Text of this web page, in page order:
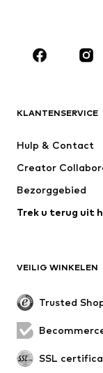
MERKEN
NAME IT
WE Fashion
KLANTENSERVICE
Hulp & Contact
Creator
Bezorggebied
Trek u terug uit
VEILIG WINKELEN
Trusted
SSL